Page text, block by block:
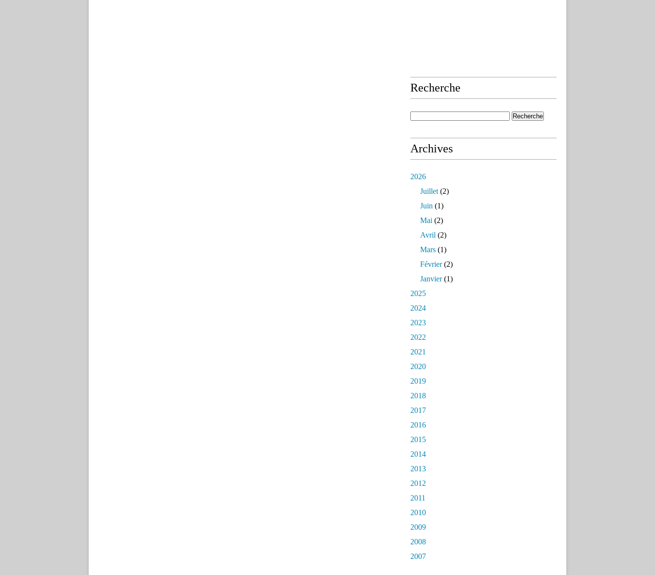
Recherche
Archives
2026
Juillet (2)
Juin (1)
Mai (2)
Avril (2)
Mars (1)
Février(2)
Janvier(1)
2025
2024
2023
2022
2021
2020
2019
2018
2017
2016
2015
2014
2013
2012
2011
2010
2009
2008
2007